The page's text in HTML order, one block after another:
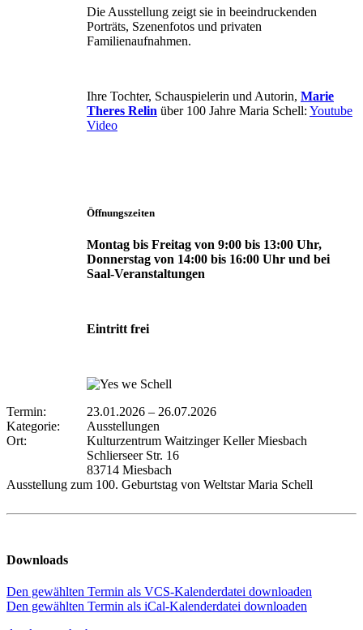
Die Ausstellung zeigt sie in beeindruckenden
Porträts, Szenenfotos und privaten
Familienaufnahmen.
Ihre Tochter, Schauspielerin und Autorin, Marie
Theres Relin über 100 Jahre Maria Schell: Youtube
Video
Öffnungszeiten
Montag bis Freitag von 9:00 bis 13:00 Uhr,
Donnerstag von 14:00 bis 16:00 Uhr und bei
Saal-Veranstaltungen
Eintritt frei
Termin: 23.01.2026 – 26.07.2026
Kategorie:
Ausstellungen
Ort:
Kulturzentrum Waitzinger Keller Miesbach
Schlierseer Str. 16
83714 Miesbach
Ausstellung zum 100. Geburtstag von Weltstar Maria Schell
Downloads
Den gewählten Termin als VCS-Kalenderdatei downloaden
Den gewählten Termin als iCal-Kalenderdatei downloaden